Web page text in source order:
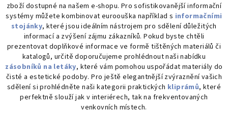
y
v
ý
p
i
s
u
zboží dostupné na našem e-shopu. Pro sofistikovanější informační
systémy můžete kombinovat euroouška například s informačními
stojánky, které jsou ideálním nástrojem pro sdělení důležitých
informací a zvýšení zájmu zákazníků. Pokud byste chtěli
prezentovat doplňkové informace ve formě tištěných materiálů či
katalogů, určitě doporučujeme prohlédnout naši nabídku
zásobníků na letáky, které vám pomohou uspořádat materiály do
čisté a estetické podoby. Pro ještě elegantnější zvýraznění vašich
sdělení si prohlédněte naši kategorii praktických kliprámů, které
perfektně slouží jak v interiérech, tak na frekventovaných
venkovních místech.